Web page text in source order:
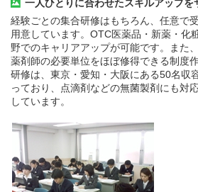
一人ひとりに合わせたスキルアップを
経験ごとの集合研修はもちろん、任意で
用意しています。OTC医薬品・新薬・化
野でのキャリアアップが可能です。また
薬剤師の必要単位をほぼ修得できる制度
研修は、東京・愛知・大阪にある50名収
っており、点滴剤などの無菌製剤にも対
しています。